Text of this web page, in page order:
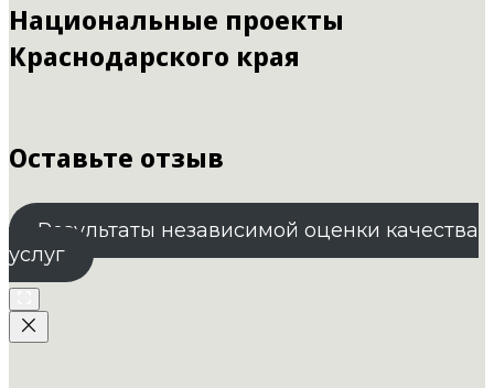
Национальные проекты
Краснодарского края
Оставьте отзыв
Результаты независимой оценки качества
услуг